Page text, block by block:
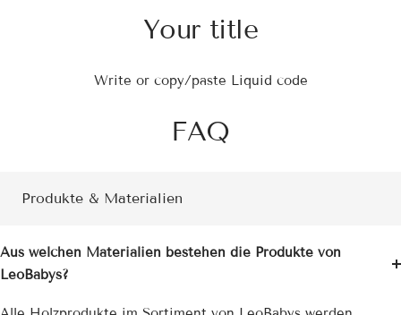
Your title
Write or copy/paste Liquid code
FAQ
Produkte & Materialien
Aus welchen Materialien bestehen die Produkte von
LeoBabys?